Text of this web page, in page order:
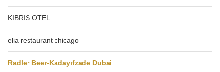
KIBRIS OTEL
elia restaurant chicago
Radler Beer-Kadayıfzade Dubai